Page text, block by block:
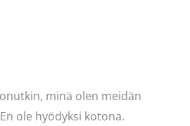
minä olen meidän
ole hyödyksi kotona.